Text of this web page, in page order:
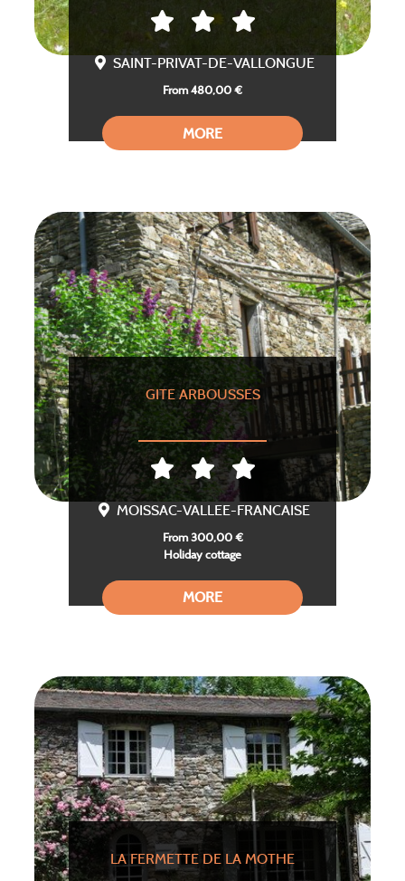
SAINT-PRIVAT-DE-VALLONGUE
From 480,00 €
MORE
GITE ARBOUSSES
MOISSAC-VALLEE-FRANCAISE
From 300,00 €
Holiday cottage
MORE
LA FERMETTE DE LA MOTHE